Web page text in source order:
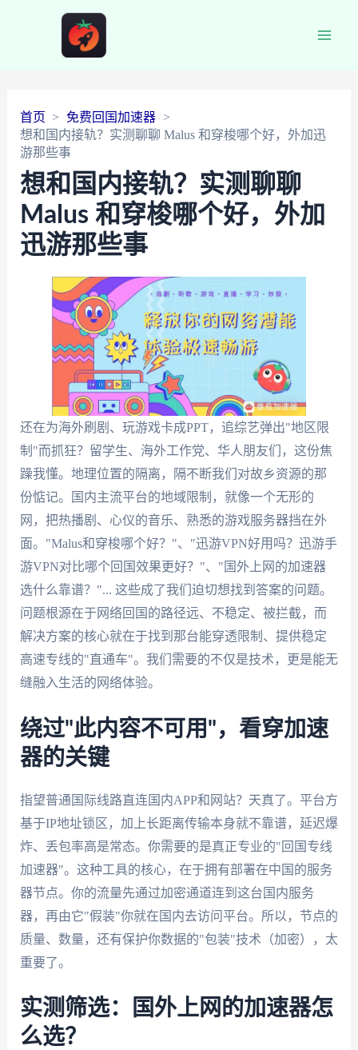
首页
免费回国加速器
想和国内接轨？实测聊聊 Malus 和穿梭哪个好，外加迅
游那些事
想和国内接轨？实测聊聊
Malus 和穿梭哪个好，外加
迅游那些事
还在为海外刷剧、玩游戏卡成PPT，追综艺弹出"地区限
制"而抓狂？留学生、海外工作党、华人朋友们，这份焦
躁我懂。地理位置的隔离，隔不断我们对故乡资源的那
份惦记。国内主流平台的地域限制，就像一个无形的
网，把热播剧、心仪的音乐、熟悉的游戏服务器挡在外
面。"Malus和穿梭哪个好？"、"迅游VPN好用吗？迅游手
游VPN对比哪个回国效果更好？"、"国外上网的加速器
选什么靠谱？"... 这些成了我们迫切想找到答案的问题。
问题根源在于网络回国的路径远、不稳定、被拦截，而
解决方案的核心就在于找到那台能穿透限制、提供稳定
高速专线的"直通车"。我们需要的不仅是技术，更是能无
缝融入生活的网络体验。
绕过"此内容不可用"，看穿加速
器的关键
指望普通国际线路直连国内APP和网站？天真了。平台方
基于IP地址锁区，加上长距离传输本身就不靠谱，延迟爆
炸、丢包率高是常态。你需要的是真正专业的"回国专线
加速器"。这种工具的核心，在于拥有部署在中国的服务
器节点。你的流量先通过加密通道连到这台国内服务
器，再由它"假装"你就在国内去访问平台。所以，节点的
质量、数量，还有保护你数据的"包装"技术（加密），太
重要了。
实测筛选：国外上网的加速器怎
么选？